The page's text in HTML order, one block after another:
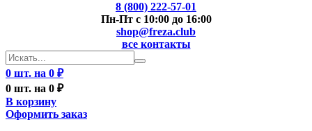
8 (800) 222-57-01
Пн-Пт с 10:00 до 16:00
shop@freza.club
все контакты
0 шт. на 0 ₽
0 шт. на 0 ₽
В корзину
Оформить заказ